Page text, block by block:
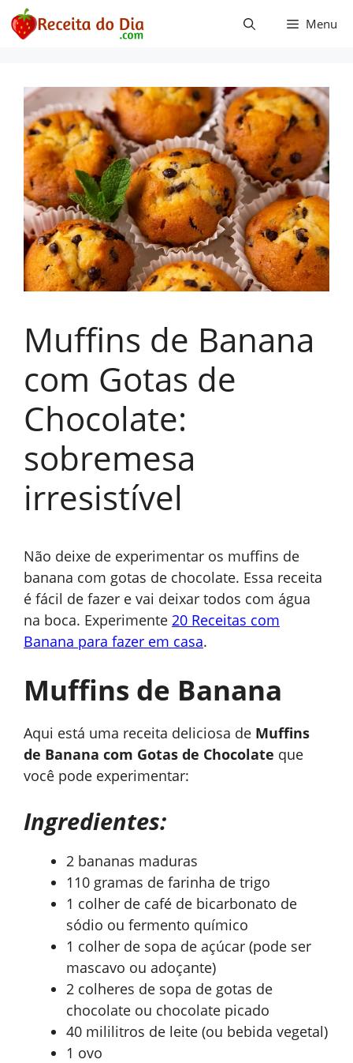
Pular
para
Menu
Muffins de Banana
com Gotas de
Chocolate:
sobremesa
irresistível
Não deixe de experimentar os muffins de
banana com gotas de chocolate. Essa receita
é fácil de fazer e vai deixar todos com água
na boca. Experimente 20 Receitas com
Banana para fazer em casa.
Muffins de Banana
Aqui está uma receita deliciosa de Muffins
de Banana com Gotas de Chocolate que
você pode experimentar:
Ingredientes:
2 bananas maduras
110 gramas de farinha de trigo
1 colher de café de bicarbonato de
sódio ou fermento químico
1 colher de sopa de açúcar (pode ser
mascavo ou adoçante)
2 colheres de sopa de gotas de
chocolate ou chocolate picado
40 mililitros de leite (ou bebida vegetal)
1 ovo